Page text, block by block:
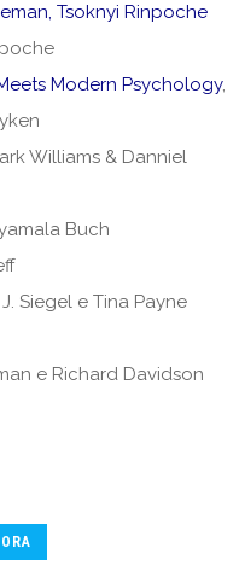
Tsoknyi Rinpoche
Modern Psychology,
Williams & Danniel
Buch
Siegel e Tina Payne
e Richard Davidson